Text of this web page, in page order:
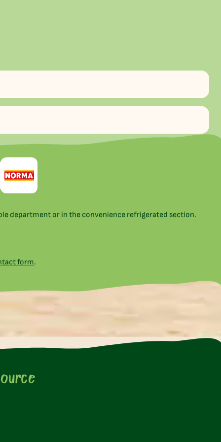
department or in the convenience refrigerated section.
form.